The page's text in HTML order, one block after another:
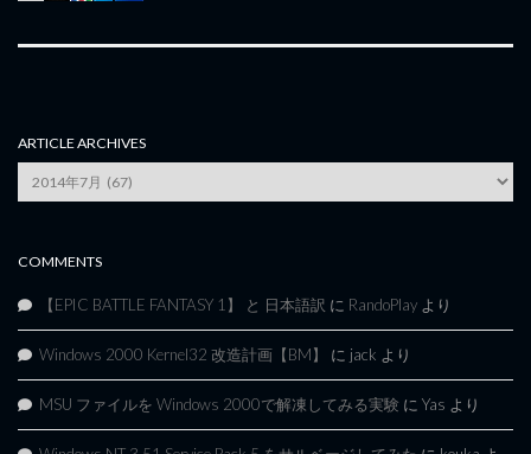
ARTICLE ARCHIVES
Archives
COMMENTS
【EPIC BATTLE FANTASY 1】 と 日本語訳 に RandoPlay より
Windows 2000 Kernel32 改造計画【BM】 に jack より
MSU ファイルを Windows 2000で解凍してみる実験 に Yas より